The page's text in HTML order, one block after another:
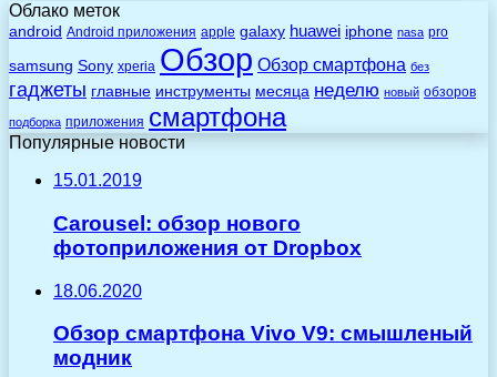
Облако меток
android Android приложения apple galaxy huawei iphone nasa pro
samsung Sony xperia Обзор Обзор смартфона без
гаджеты главные инструменты месяца неделю новый обзоров
подборка приложения смартфона
Популярные новости
15.01.2019
Carousel: обзор нового
фотоприложения от Dropbox
18.06.2020
Обзор смартфона Vivo V9: смышленый
модник